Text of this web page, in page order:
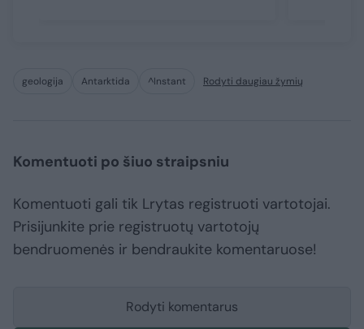
geologija Antarktida ^Instant Rodyti daugiau žymių
Komentuoti po šiuo straipsniu
Komentuoti gali tik Lrytas registruoti vartotojai.
Prisijunkite prie registruotų vartotojų
bendruomenės ir bendraukite komentaruose!
Rodyti komentarus